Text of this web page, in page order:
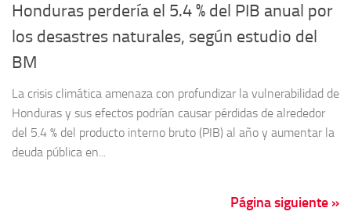
Honduras perdería el 5.4 % del PIB anual por
los desastres naturales, según estudio del
BM
La crisis climática amenaza con profundizar la vulnerabilidad de
Honduras y sus efectos podrían causar pérdidas de alrededor
del 5.4 % del producto interno bruto (PIB) al año y aumentar la
deuda pública en...
Página siguiente »